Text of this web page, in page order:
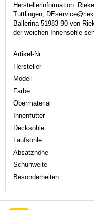
Herstellerinformation:
Tuttlingen,
Ballerina 51983-90 von
der weichen Innensohle
Artikel-Nr.
Hersteller
Modell
Farbe
Obermaterial
Innenfutter
Decksohle
Laufsohle
Absatzhöhe
Schuhweite
Besonderheiten